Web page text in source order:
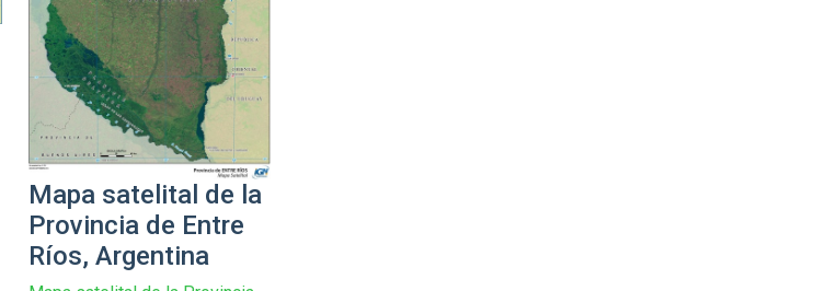
Mapa satelital de la
Provincia de Entre
Ríos, Argentina